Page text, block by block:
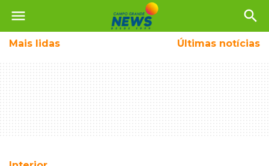
menu search
Mais lidas Últimas notícias